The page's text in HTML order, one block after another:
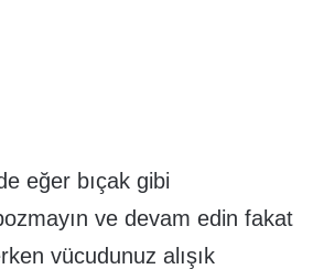
eğer bıçak gibi
ve devam edin fakat
vücudunuz alışık